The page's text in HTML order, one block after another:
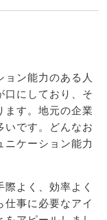
ン能力のある人
口にしており、そ
ます。地元の企業
いです。どんなお
ケーション能力
よく、効率よく
事に必要なアイ